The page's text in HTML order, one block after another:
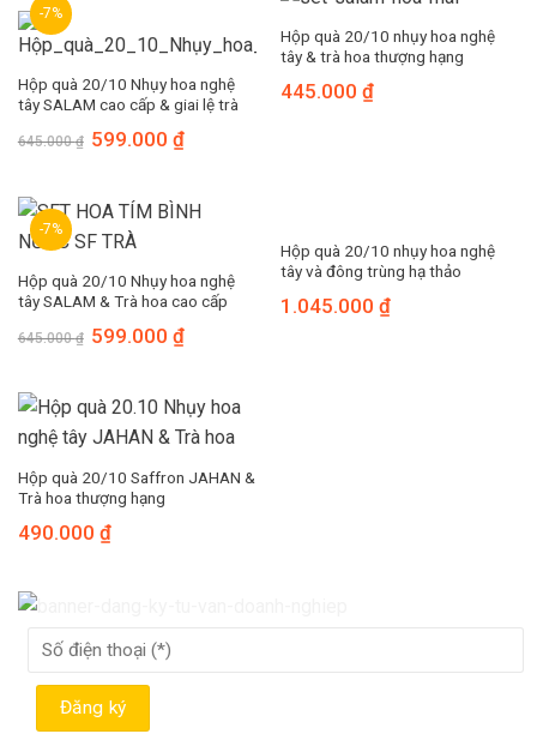
-7%
Hộp quà 20/10 Nhụy hoa nghệ
tây SALAM cao cấp & giai lệ trà
645.000₫ 599.000₫
Hộp quà 20/10 nhụy hoa nghệ
tây & trà hoa thượng hạng
445.000 ₫
-7%
Hộp quà 20/10 Nhụy hoa nghệ
tây SALAM & Trà hoa cao cấp
645.000₫ 599.000₫
Hộp quà 20/10 nhụy hoa nghệ
tây và đông trùng hạ thảo
1.045.000 ₫
Hộp quà 20/10 Saffron JAHAN &
Trà hoa thượng hạng
490.000 ₫